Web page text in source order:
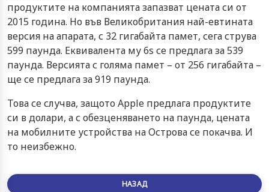
продуктите на компанията запазват цената си от
2015 година. Но във Великобритания най-евтината
версия на апарата, с 32 гигабайта памет, сега струва
599 паунда. Еквивалента му 6s се предлага за 539
паунда. Версията с голяма памет – от 256 гигабайта –
ще се предлага за 919 паунда.
Това се случва, защото Apple предлага продуктите
си в долари, а с обезценяването на паунда, цената
на мобилните устройства на Острова се покачва. И
то неизбежно.
НАЗАД